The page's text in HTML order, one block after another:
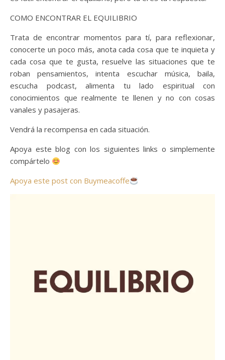
COMO ENCONTRAR EL EQUILIBRIO
Trata de encontrar momentos para tí, para reflexionar,
conocerte un poco más, anota cada cosa que te inquieta y
cada cosa que te gusta, resuelve las situaciones que te
roban pensamientos, intenta escuchar música, baila,
escucha podcast, alimenta tu lado espiritual con
conocimientos que realmente te llenen y no con cosas
vanales y pasajeras.
Vendrá la recompensa en cada situación.
Apoya este blog con los siguientes links o simplemente
compártelo
Apoya este post con Buymeacoffe